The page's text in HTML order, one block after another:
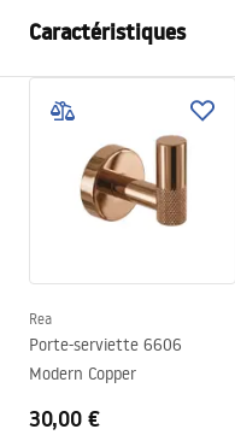
Caractéristiques
Méthode de montage
Largeur
Profondeur
Série
Garantie
Rea
Porte-serviette 6606
Modern Copper
30,00 €